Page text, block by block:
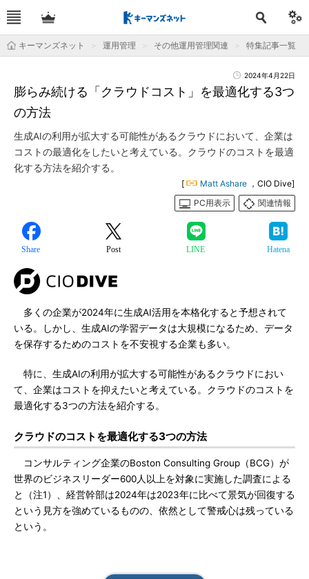
キーマンズネット 運用管理 その他運用管理関連 特集記事一覧
2024年4月22日
膨らみ続ける「クラウドコスト」を最適化する3つ
の方法
生成AIの利用が拡大する可能性があるクラウドにおいて、企業は
コストの最適化をしたいと考えている。クラウドのコストを最適
化する方法を紹介する。
[ Matt Ashare ，CIO Dive]
PC用表示
関連情報
Share Post LINE Hatena
多くの企業が2024年に生成AI活用を本格化すると予想されて
いる。しかし、生成AIの学習データは大規模になるため、データ
を保存するためのコストを不安視する企業も多い。
特に、生成AIの利用が拡大する可能性があるクラウドにおい
て、企業はコストを抑えたいと考えている。クラウドのコストを
最適化する3つの方法を紹介する。
クラウドのコストを最適化する3つの方法
コンサルティング企業のBoston Consulting Group（BCG）が
世界のビジネスリーダー600人以上を対象に実施した調査による
と（注1）、経営幹部は2024年は2023年に比べて景気が回復する
という見方を強めているものの、依然として警戒心は残っている
という。